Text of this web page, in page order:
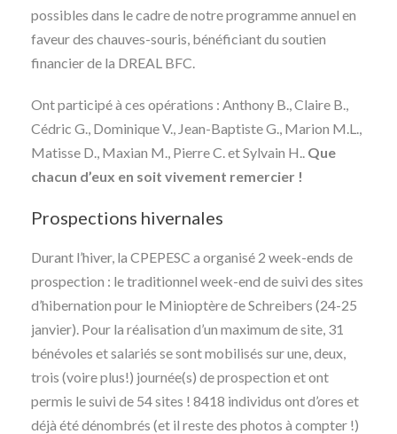
possibles dans le cadre de notre programme annuel en
faveur des chauves-souris, bénéficiant du soutien
financier de la DREAL BFC.
Ont participé à ces opérations : Anthony B., Claire B.,
Cédric G., Dominique V., Jean-Baptiste G., Marion M.L.,
Matisse D., Maxian M., Pierre C. et Sylvain H.. Que
chacun d’eux en soit vivement remercier !
Prospections hivernales
Durant l’hiver, la CPEPESC a organisé 2 week-ends de
prospection : le traditionnel week-end de suivi des sites
d’hibernation pour le Minioptère de Schreibers (24-25
janvier). Pour la réalisation d’un maximum de site, 31
bénévoles et salariés se sont mobilisés sur une, deux,
trois (voire plus!) journée(s) de prospection et ont
permis le suivi de 54 sites ! 8418 individus ont d’ores et
déjà été dénombrés (et il reste des photos à compter !)